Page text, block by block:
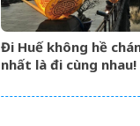
Đi Huế không hề
nhất là đi cùng nhau!